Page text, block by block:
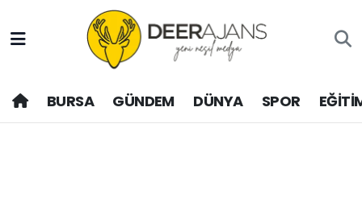
BURSA GÜNDEM DÜNYA SPOR
Hava Durumu
Trafik Durumu